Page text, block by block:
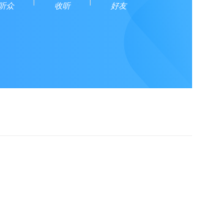
众 收听 好友